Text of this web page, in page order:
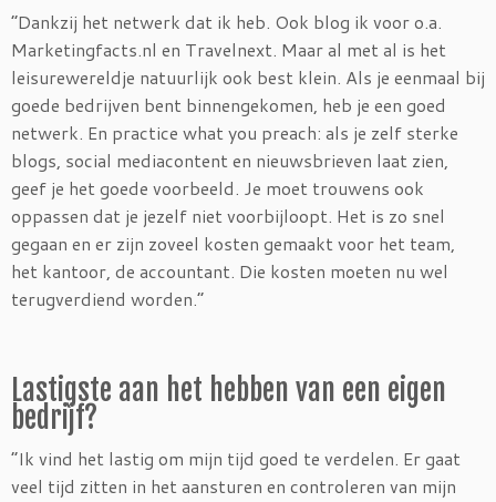
“Dankzij het netwerk dat ik heb. Ook blog ik voor o.a.
Marketingfacts.nl en Travelnext. Maar al met al is het
leisurewereldje natuurlijk ook best klein. Als je eenmaal bij
goede bedrijven bent binnengekomen, heb je een goed
netwerk. En practice what you preach: als je zelf sterke
blogs, social mediacontent en nieuwsbrieven laat zien,
geef je het goede voorbeeld. Je moet trouwens ook
oppassen dat je jezelf niet voorbijloopt. Het is zo snel
gegaan en er zijn zoveel kosten gemaakt voor het team,
het kantoor, de accountant. Die kosten moeten nu wel
terugverdiend worden.”
Lastigste aan het hebben van een eigen
bedrijf?
“Ik vind het lastig om mijn tijd goed te verdelen. Er gaat
veel tijd zitten in het aansturen en controleren van mijn